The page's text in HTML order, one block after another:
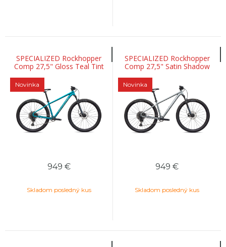
SPECIALIZED Rockhopper
Comp 27,5" Gloss Teal Tint
Aluminum / Agave Grey
Novinka
949 €
Skladom posledný kus
SPECIALIZED Rockhopper
Comp 27,5" Satin Shadow
Silver / Silver Dust
Novinka
949 €
Skladom posledný kus